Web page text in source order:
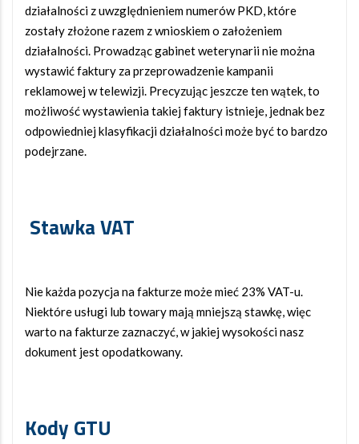
działalności z uwzględnieniem numerów PKD, które
zostały złożone razem z wnioskiem o założeniem
działalności. Prowadząc gabinet weterynarii nie można
wystawić faktury za przeprowadzenie kampanii
reklamowej w telewizji. Precyzując jeszcze ten wątek, to
możliwość wystawienia takiej faktury istnieje, jednak bez
odpowiedniej klasyfikacji działalności może być to bardzo
podejrzane.
Stawka VAT
Nie każda pozycja na fakturze może mieć 23% VAT-u.
Niektóre usługi lub towary mają mniejszą stawkę, więc
warto na fakturze zaznaczyć, w jakiej wysokości nasz
dokument jest opodatkowany.
Kody GTU